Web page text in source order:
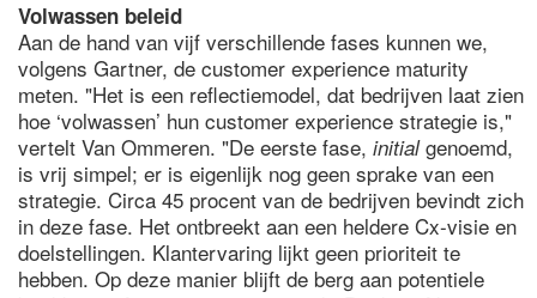
Volwassen beleid
Aan de hand van vijf verschillende fases kunnen we,
volgens Gartner, de customer experience maturity
meten. "Het is een reflectiemodel, dat bedrijven laat zien
hoe ‘volwassen’ hun customer experience strategie is,"
vertelt Van Ommeren. "De eerste fase, initialgenoemd,
is vrij simpel; er is eigenlijk nog geen sprake van een
strategie. Circa 45 procent van de bedrijven bevindt zich
in deze fase. Het ontbreekt aan een heldere Cx-visie en
doelstellingen. Klantervaring lijkt geen prioriteit te
hebben. Op deze manier blijft de berg aan potentiele